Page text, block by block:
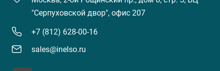
"Серпуховской двор", офис 207
+7 (812) 628-00-16
sales@inelso.ru